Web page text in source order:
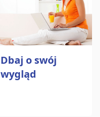
Dbaj o swój
wygląd